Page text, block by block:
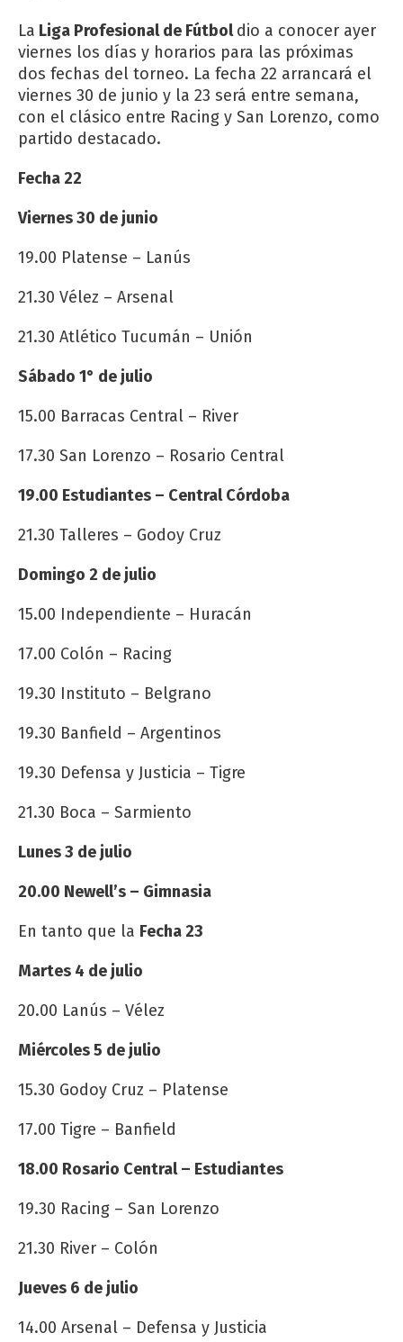
La Liga Profesional de Fútboldio a conocer ayer
viernes los días y horarios para las próximas
dos fechas del torneo. La fecha 22 arrancará el
viernes 30 de junio y la 23 será entre semana,
con el clásico entre Racing y San Lorenzo, como
partido destacado.
Fecha 22
Viernes 30 de junio
19.00 Platense – Lanús
21.30 Vélez – Arsenal
21.30 Atlético Tucumán – Unión
Sábado 1° de julio
15.00 Barracas Central – River
17.30 San Lorenzo – Rosario Central
19.00 Estudiantes – Central Córdoba
21.30 Talleres – Godoy Cruz
Domingo 2 de julio
15.00 Independiente – Huracán
17.00 Colón – Racing
19.30 Instituto – Belgrano
19.30 Banfield – Argentinos
19.30 Defensa y Justicia – Tigre
21.30 Boca – Sarmiento
Lunes 3 de julio
20.00 Newell’s – Gimnasia
En tanto que la Fecha 23
Martes 4 de julio
20.00 Lanús – Vélez
Miércoles 5 de julio
15.30 Godoy Cruz – Platense
17.00 Tigre – Banfield
18.00 Rosario Central – Estudiantes
19.30 Racing – San Lorenzo
21.30 River – Colón
Jueves 6 de julio
14.00 Arsenal – Defensa y Justicia